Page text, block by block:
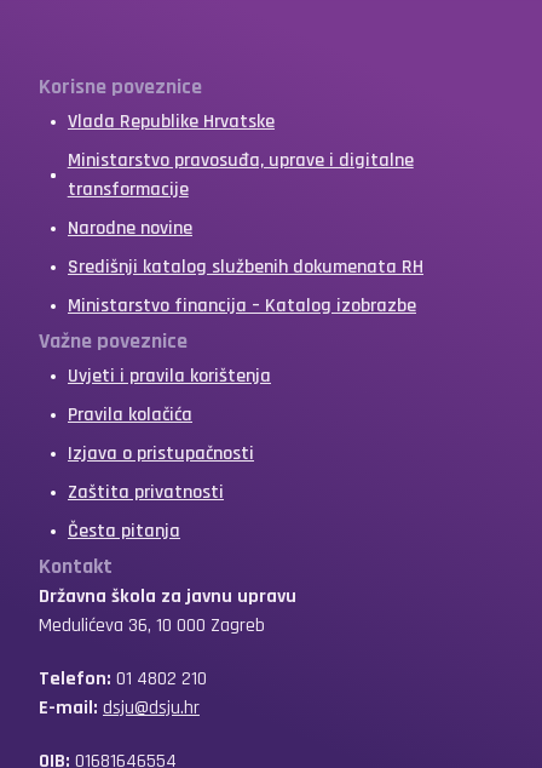
Korisne poveznice
Vlada Republike Hrvatske
Ministarstvo pravosuđa, uprave i digitalne
transformacije
Narodne novine
Središnji katalog službenih dokumenata RH
Ministarstvo financija – Katalog izobrazbe
Važne poveznice
Uvjeti i pravila korištenja
Pravila kolačića
Izjava o pristupačnosti
Zaštita privatnosti
Česta pitanja
Kontakt
Državna škola za javnu upravu
Medulićeva 36, 10 000 Zagreb
Telefon: 01 4802 210
E-mail: dsju@dsju.hr
OIB: 01681646554